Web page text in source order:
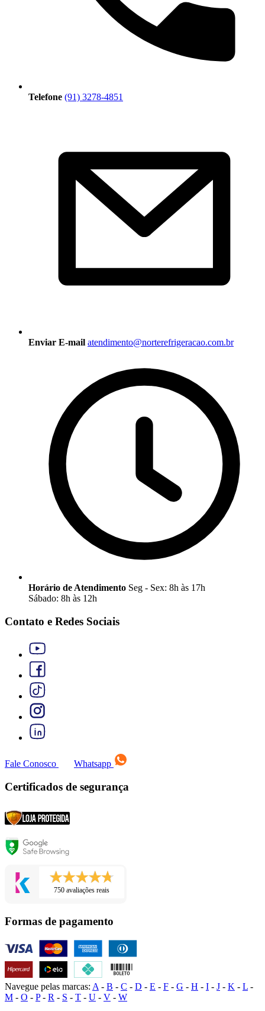
Telefone (91) 3278-4851
Enviar E-mail atendimento@norterefrigeracao.com.br
Horário de Atendimento Seg - Sex: 8h às 17h
Sábado: 8h às 12h
Contato e Redes Sociais
Fale Conosco Whatsapp
Certificados de segurança
750 avaliações reais
Formas de pagamento
Navegue pelas marcas: A - B - C - D - E - F - G - H - I - J - K - L -
M - O - P- R - S - T - U - V - W